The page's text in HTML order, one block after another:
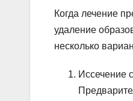
Когда лечение
удаление
несколько
Иссечение